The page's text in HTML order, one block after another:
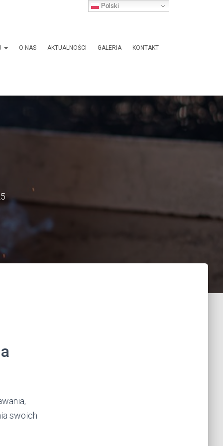
O NAS AKTUALNOŚCI GALERIA KONTAKT
swoich
Polski